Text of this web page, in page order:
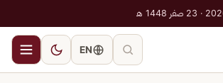
EN